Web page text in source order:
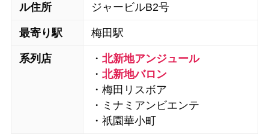
ル住所
ジャービルB2号
最寄り駅 梅田駅
系列店 ・北新地アンジュール
・北新地バロン
・梅田リスボア
・ミナミアンビエンテ
・祇園華小町